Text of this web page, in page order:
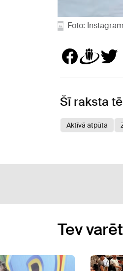
Foto:
Šī raksta
Aktīvā atpūta
Tev